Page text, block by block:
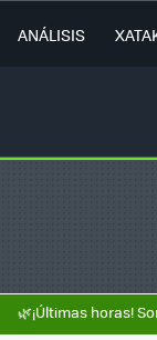
ANÁLISIS
🌿¡Últimas horas!